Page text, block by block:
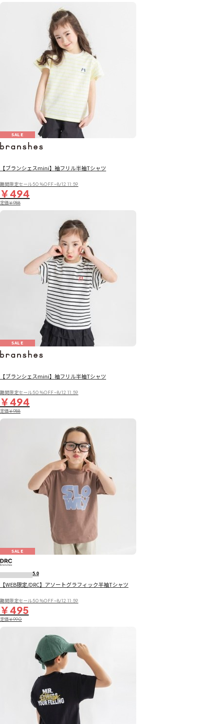
SALE
【ブランシェスmini】袖フリル半袖Tシャツ
期間限定セール50％OFF~8/12 11:59
￥494
定価￥988
SALE
【ブランシェスmini】袖フリル半袖Tシャツ
期間限定セール50％OFF~8/12 11:59
￥494
定価￥988
SALE
5.0
【WEB限定/DRC】アソートグラフィック半袖Tシャツ
期間限定セール50％OFF~8/12 11:59
￥495
定価￥990